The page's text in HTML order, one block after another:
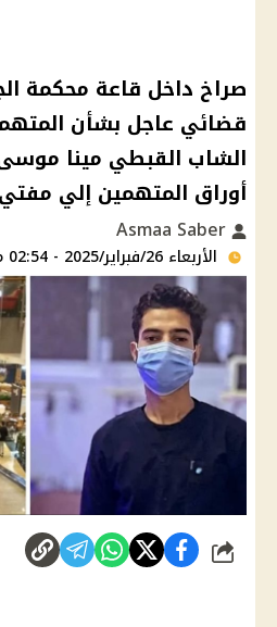
صراخ داخل قاعة محكمة
قضائي عاجل بشأن
الشاب القبطي مينا
أوراق المتهمين إلي
الأربعاء 26/فبراير/2025 - 02:54 م
شارك